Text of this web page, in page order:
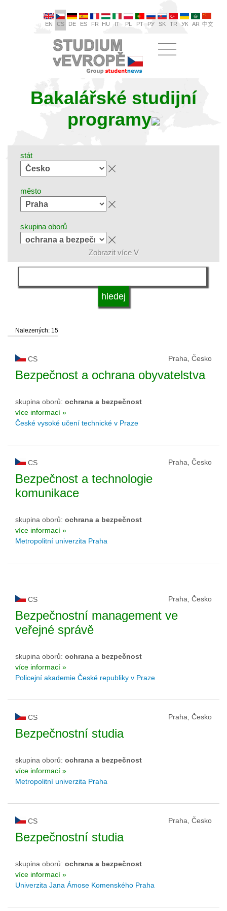
EN CS DE ES FR HU IT PL PT РУ SK TR УК AR 中文
Bakalářské studijní
programy
stát
město
skupina oborů
jazyk
status vysoké školy
Zobrazit více V
Nalezených: 15
CS Praha, Česko
Bezpečnost a ochrana obyvatelstva
skupina oborů: ochrana a bezpečnost
více informací »
České vysoké učení technické v Praze
CS Praha, Česko
Bezpečnost a technologie
komunikace
skupina oborů: ochrana a bezpečnost
více informací »
Metropolitní univerzita Praha
CS Praha, Česko
Bezpečnostní management ve
veřejné správě
skupina oborů: ochrana a bezpečnost
více informací »
Policejní akademie České republiky v Praze
CS Praha, Česko
Bezpečnostní studia
skupina oborů: ochrana a bezpečnost
více informací »
Metropolitní univerzita Praha
CS Praha, Česko
Bezpečnostní studia
skupina oborů: ochrana a bezpečnost
více informací »
Univerzita Jana Ámose Komenského Praha